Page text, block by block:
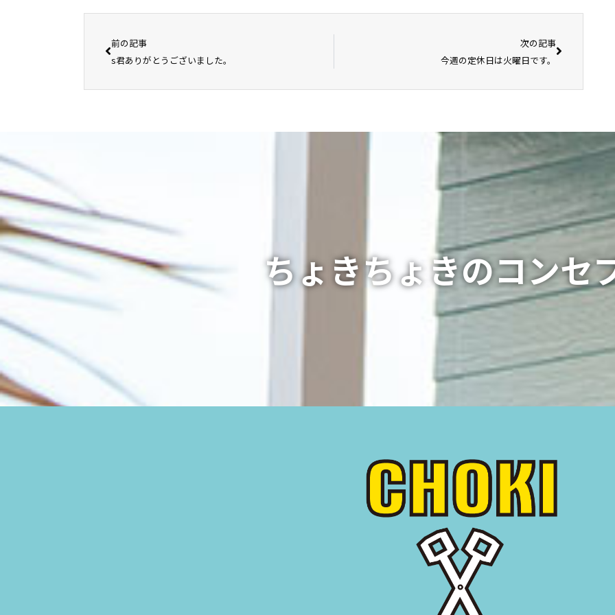
前の記事
s君ありがとうございました。
次の記事
今週の定休日は火曜日です。
ちょきちょきのコンセ